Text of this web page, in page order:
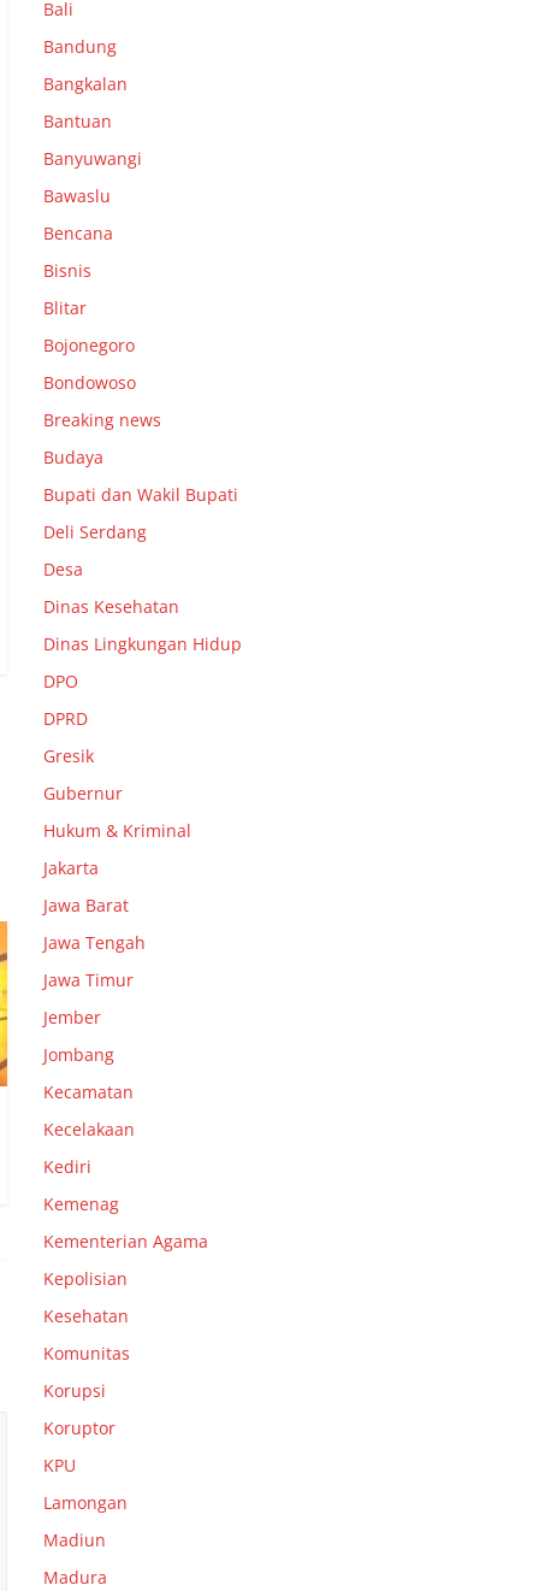
Bali
Bandung
Bangkalan
Bantuan
Banyuwangi
Bawaslu
Bencana
Bisnis
Blitar
Bojonegoro
Bondowoso
Breaking news
Budaya
Bupati dan Wakil Bupati
Deli Serdang
Desa
Dinas Kesehatan
Dinas Lingkungan Hidup
DPO
DPRD
Gresik
Gubernur
Hukum & Kriminal
Jakarta
Jawa Barat
Jawa Tengah
Jawa Timur
Jember
Jombang
Kecamatan
Kecelakaan
Kediri
Kemenag
Kementerian Agama
Kepolisian
Kesehatan
Komunitas
Korupsi
Koruptor
KPU
Lamongan
Madiun
Madura